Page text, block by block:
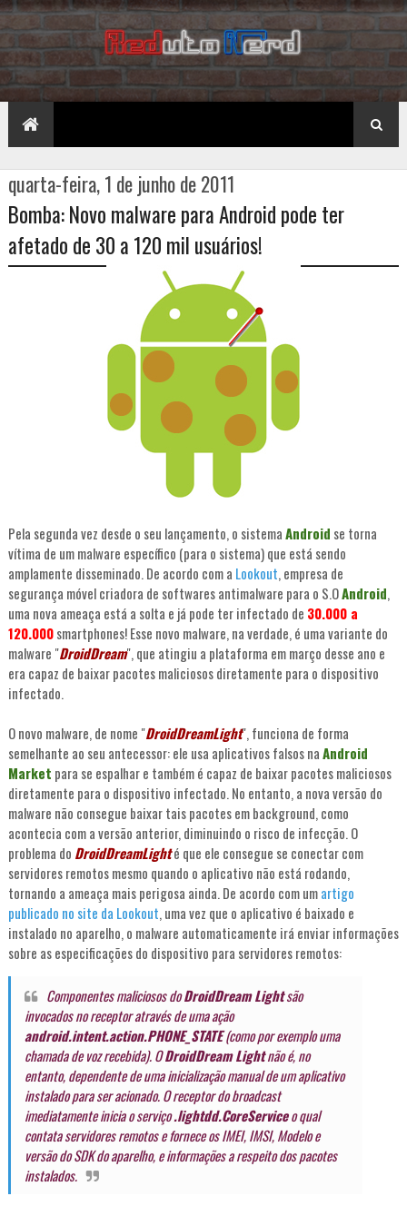
quarta-feira, 1 de junho de 2011
Bomba: Novo malware para Android pode ter
afetado de 30 a 120 mil usuários!
Pela segunda vez desde o seu lançamento, o sistemaAndroid se torna
vítima de um malware específico (para o sistema) que está sendo
amplamente disseminado. De acordo com a Lookout, empresa de
segurança móvel criadora de softwares antimalware para o S.OAndroid,
uma nova ameaça está a solta e já pode ter infectado de 30.000 a
120.000smartphones! Esse novo malware, na verdade, é uma variante do
malware "DroidDream", que atingiu a plataforma em março desse ano e
era capaz de baixar pacotes maliciosos diretamente para o dispositivo
infectado.
O novo malware, de nome "DroidDreamLight", funciona de forma
semelhante ao seu antecessor: ele usa aplicativos falsos naAndroid
Market para se espalhar e também é capaz de baixar pacotes maliciosos
diretamente para o dispositivo infectado. No entanto, a nova versão do
malware não consegue baixar tais pacotes em background, como
acontecia com a versão anterior, diminuindo o risco de infecção. O
problema do DroidDreamLighté que ele consegue se conectar com
servidores remotos mesmo quando o aplicativo não está rodando,
tornando a ameaça mais perigosa ainda. De acordo com umartigo
publicado no site da Lookout, uma vez que o aplicativo é baixado e
instalado no aparelho, o malware automaticamente irá enviar informações
sobre as especificações do dispositivo para servidores remotos:
Componentes maliciosos doDroidDream Lightsão
invocados no receptor através de uma ação
android.intent.action.PHONE_STATE(como por exemplo uma
chamada de voz recebida). ODroidDream Lightnão é, no
entanto, dependente de uma inicialização manual de um aplicativo
instalado para ser acionado. O receptor do broadcast
imediatamente inicia o serviço.lightdd.CoreServiceo qual
contata servidores remotos e fornece os IMEI, IMSI, Modelo e
versão do SDK do aparelho, e informações a respeito dos pacotes
instalados.